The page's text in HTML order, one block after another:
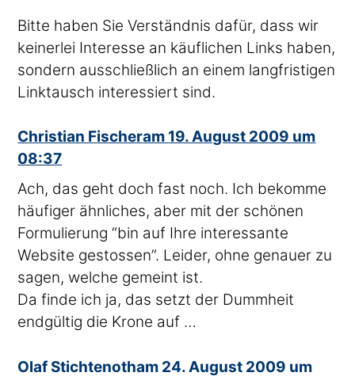
Bitte haben Sie Verständnis dafür, dass wir
keinerlei Interesse an käuflichen Links haben,
sondern ausschließlich an einem langfristigen
Linktausch interessiert sind.
Christian Fischersagte
am 19. August 2009 um
08:37
Ach, das geht doch fast noch. Ich bekomme
häufiger ähnliches, aber mit der schönen
Formulierung “bin auf Ihre interessante
Website gestossen”. Leider, ohne genauer zu
sagen, welche gemeint ist.
Da finde ich ja, das setzt der Dummheit
endgültig die Krone auf …
Olaf Stichtenothsagte
am 24. August 2009 um